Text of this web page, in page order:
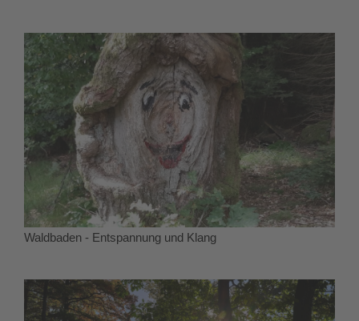
Waldbaden - Entspannung und Klang